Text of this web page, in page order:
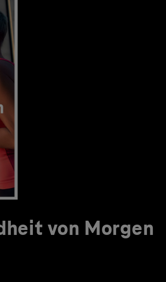
von Morgen